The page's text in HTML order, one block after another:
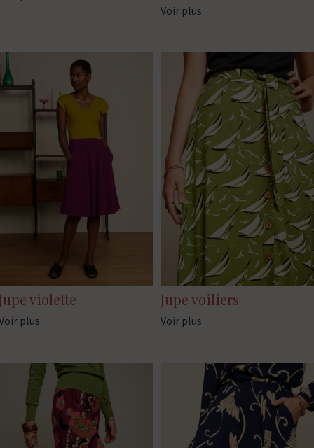
Voir plus
violette
plus
Jupe voiliers
Voir plus